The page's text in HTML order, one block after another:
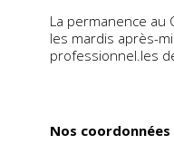
La permanence au
les mardis après-
professionnel.les
Nos coordonnées